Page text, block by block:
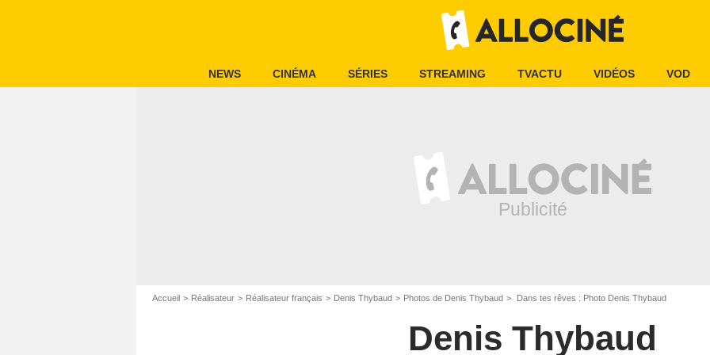
NEWS CINÉMA SÉRIES STREAMING TVACTU VIDÉOS VOD
Accueil Réalisateur Réalisateur français Denis Thybaud Photos de Denis Thybaud Dans tes rêves : Photo Denis Thybaud
Denis Thybaud